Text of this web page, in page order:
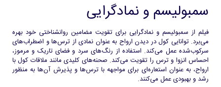
سمبولیسم و نمادگرایی
فیلم از سمبولیسم و نمادگرایی برای تقویت مضامین روانشناختی خود بهره
می‌برد. توانایی کول در دیدن ارواح به عنوان نمادی از ترس‌ها و اضطراب‌های
سرکوب‌شده عمل می‌کند. استفاده از رنگ‌های سرد و فضای تاریک و مرموز،
احساس انزوا و ترس را تقویت می‌کند. صحنه‌های کلیدی مانند ملاقات کول با
ارواح، به عنوان استعاره‌ای برای مواجهه با ترس‌ها و پذیرش آن‌ها به منظور
رشد و بهبودی عمل می‌کنند.